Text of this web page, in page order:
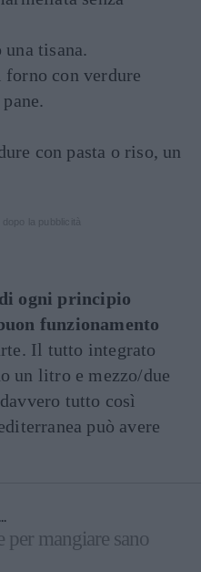
tisana.
forno con verdure
con pasta o riso, un
ogni principio
funzionamento
Il tutto integrato
un litro e mezzo/due
tutto così
può avere
per mangiare sano